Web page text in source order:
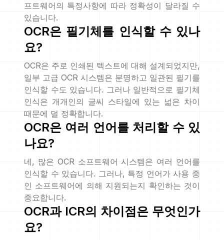
프트웨어의 특정사항에 따라 정확성이 달라질 수
있습니다.
OCR은 필기체를 인식할 수 있나
요?
OCR은 주로 인쇄된 텍스트에 대해 설계되었지만,
일부 고급 OCR 시스템은 분명하고 일관된 필기를
인식할 수도 있습니다. 그러나 일반적으로 필기체
인식은 개개인의 글씨 스타일에 있는 넓은 차이
때문에 덜 정확합니다.
OCR은 여러 언어를 처리할 수 있
나요?
네, 많은 OCR 소프트웨어 시스템은 여러 언어를
인식할 수 있습니다. 그러나, 특정 언어가 사용 중
인 소프트웨어에 의해 지원되는지 확인하는 것이
중요합니다.
OCR과 ICR의 차이점은 무엇인가
요?